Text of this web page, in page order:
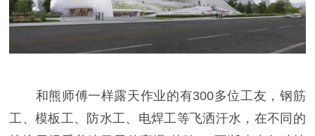
和熊师傅一样露天作业的有300多位工友，钢筋
工、模板工、防水工、电焊工等飞洒汗水，在不同的